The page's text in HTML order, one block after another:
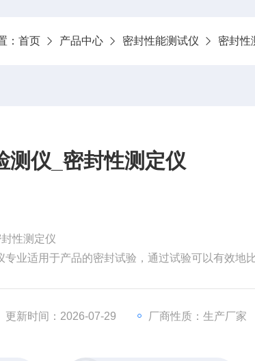
： 首页 产品中心 密封性能测试仪 密封性
测仪_密封性测定仪
性测定仪
专业适用于产品的密封试验，通过试验可以有效地
更新时间：2026-07-29 厂商性质：生产厂家